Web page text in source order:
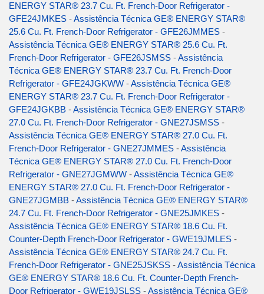
ENERGY STAR® 23.7 Cu. Ft. French-Door Refrigerator -
GFE24JMKES -Assistência Técnica GE® ENERGY STAR®
25.6 Cu. Ft. French-Door Refrigerator - GFE26JMMES -
Assistência Técnica GE® ENERGY STAR® 25.6 Cu. Ft.
French-Door Refrigerator - GFE26JSMSS -Assistência
Técnica GE® ENERGY STAR® 23.7 Cu. Ft. French-Door
Refrigerator - GFE24JGKWW -Assistência Técnica GE®
ENERGY STAR® 23.7 Cu. Ft. French-Door Refrigerator -
GFE24JGKBB -Assistência Técnica GE® ENERGY STAR®
27.0 Cu. Ft. French-Door Refrigerator - GNE27JSMSS -
Assistência Técnica GE® ENERGY STAR® 27.0 Cu. Ft.
French-Door Refrigerator - GNE27JMMES -Assistência
Técnica GE® ENERGY STAR® 27.0 Cu. Ft. French-Door
Refrigerator - GNE27JGMWW -Assistência Técnica GE®
ENERGY STAR® 27.0 Cu. Ft. French-Door Refrigerator -
GNE27JGMBB -Assistência Técnica GE® ENERGY STAR®
24.7 Cu. Ft. French-Door Refrigerator - GNE25JMKES -
Assistência Técnica GE® ENERGY STAR® 18.6 Cu. Ft.
Counter-Depth French-Door Refrigerator - GWE19JMLES -
Assistência Técnica GE® ENERGY STAR® 24.7 Cu. Ft.
French-Door Refrigerator - GNE25JSKSS -Assistência Técnica
GE® ENERGY STAR® 18.6 Cu. Ft. Counter-Depth French-
Door Refrigerator - GWE19JSLSS -Assistência Técnica GE®